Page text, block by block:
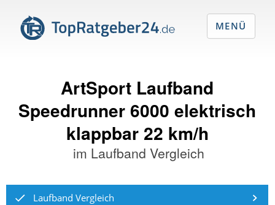
ArtSport Laufband
Speedrunner 6000 elektrisch
klappbar 22 km/h
im Laufband Vergleich
Laufband Vergleich
MENÜ